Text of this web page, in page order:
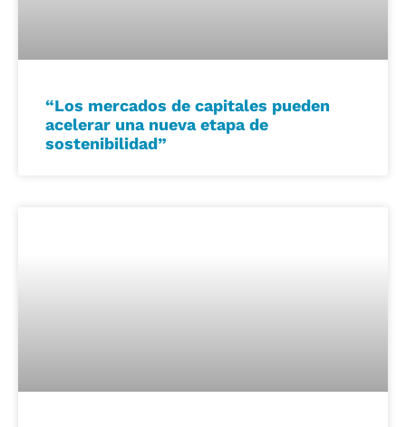
“Los mercados de capitales pueden
acelerar una nueva etapa de
sostenibilidad”